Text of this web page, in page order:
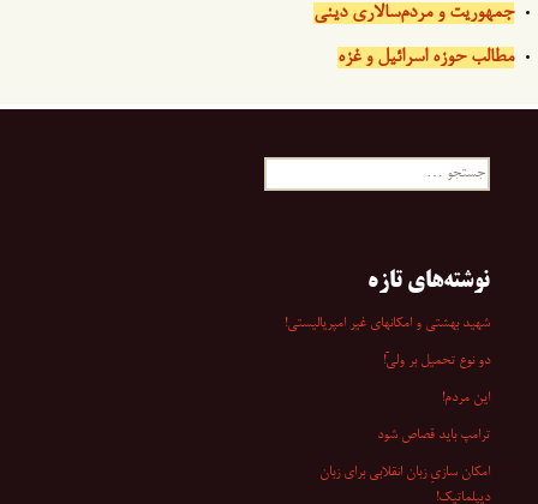
جمهوریت و مردم‌سالاری دینی
مطالب حوزه اسرائیل و غزه
جستجو
نوشته‌های تازه
شهید بهشتی و امکانهای غیر امپریالیستی!
دو نوع تحمیل بر ولیّ!
این مردم!
ترامپ باید قصاص شود
امکان سازیِ زبان انقلابی برای زبان
دیپلماتیک!